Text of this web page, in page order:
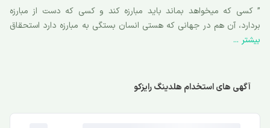
” کسی که میخواهد بماند باید مبارزه کند و کسی که دست از مبارزه
بردارد، آن هم در جهانی که هستی انسان بستگی به مبارزه دارد استحقاق
ماندن ندارد.” شرکت سرمایه گذاری و توسعه راهبردی راز (سهامی خاص)
سیاستگذاری و مدیریت بهینه سرمایه به منظور افزایش ثروت و سودآوری
بیشتر ...
آگهی های استخدام هلدینگ رایزکو